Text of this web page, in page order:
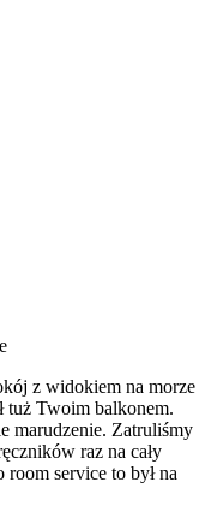
z widokiem na morze
tuż Twoim balkonem.
marudzenie. Zatruliśmy
raz na cały
service to był na